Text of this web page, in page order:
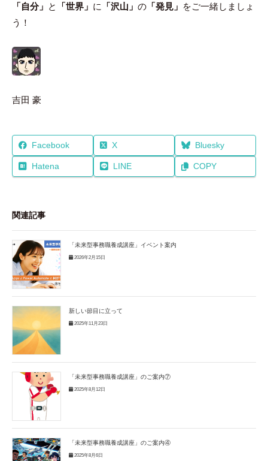
「自分」 と 「世界」 に 「沢山」 の 「発見」 をご一緒しましょ
う！
吉田 豪
Facebook X Bluesky
Hatena LINE COPY
関連記事
「未来型事務職養成講座」イベント案内
2026年2月15日
新しい節目に立って
2025年11月23日
「未来型事務職養成講座」のご案内⑦
2025年8月12日
「未来型事務職養成講座」のご案内④
2025年8月6日